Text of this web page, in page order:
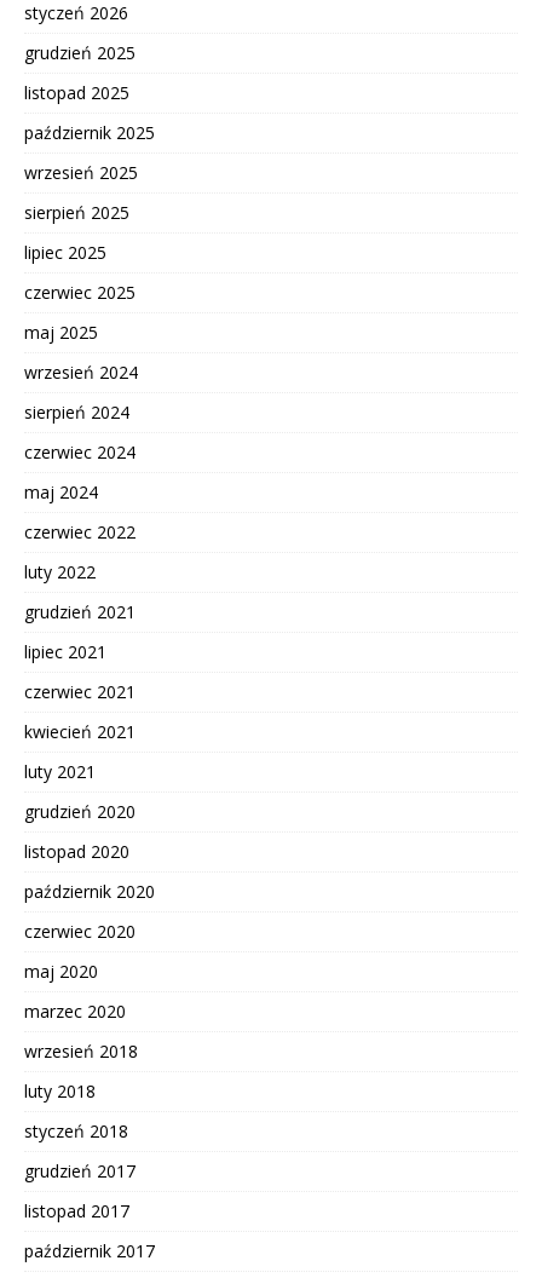
styczeń 2026
grudzień 2025
listopad 2025
październik 2025
wrzesień 2025
sierpień 2025
lipiec 2025
czerwiec 2025
maj 2025
wrzesień 2024
sierpień 2024
czerwiec 2024
maj 2024
czerwiec 2022
luty 2022
grudzień 2021
lipiec 2021
czerwiec 2021
kwiecień 2021
luty 2021
grudzień 2020
listopad 2020
październik 2020
czerwiec 2020
maj 2020
marzec 2020
wrzesień 2018
luty 2018
styczeń 2018
grudzień 2017
listopad 2017
październik 2017